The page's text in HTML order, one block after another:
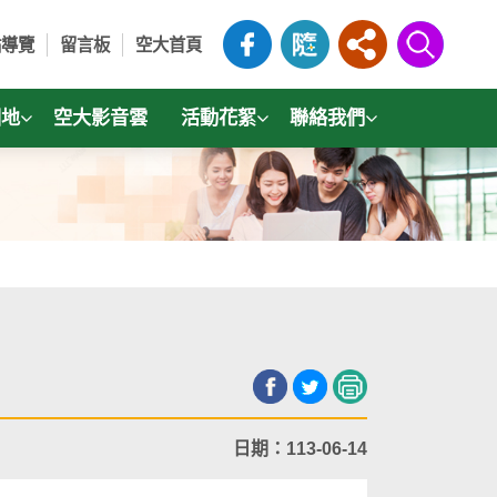
覽 留言板 空大首頁
空大影音雲 活動花絮 聯絡我們
日期：113-06-14